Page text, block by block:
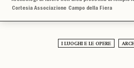
Cortesia Associazione Campo della Fiera
I LUOGHI E LE OPERE